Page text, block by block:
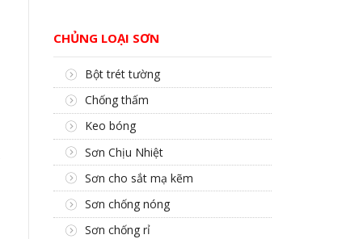
CHỦNG LOẠI SƠN
Bột trét tường
Chống thấm
Keo bóng
Sơn Chịu Nhiệt
Sơn cho sắt mạ kẽm
Sơn chống nóng
Sơn chống rỉ